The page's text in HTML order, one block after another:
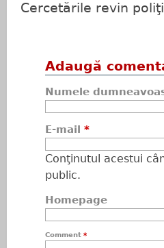
Cercetările revin
Adaugă
Numele
E-mail *
Conţinutul acestui
public.
Homepage
Comment *